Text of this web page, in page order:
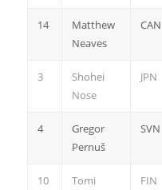
14
Matthew
Neaves
CAN
3
Shohei
Nose
JPN
4
Gregor
Pernuš
SVN
10 Tomi FIN